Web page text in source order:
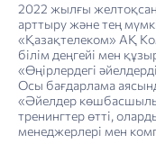
2022 жылғы
арттыру және тең
«Қазақтелеком» АҚ
білім деңгейі мен
«Өңірлердегі
Осы бағдарлама
«Әйелдер
тренингтер өтті,
менеджерлері мен